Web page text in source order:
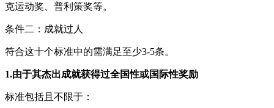
克运动奖、普利策奖等。
条件二：成就过人
符合这十个标准中的需满足至少3-5条。
1.由于其杰出成就获得过全国性或国际性奖励
标准包括且不限于：